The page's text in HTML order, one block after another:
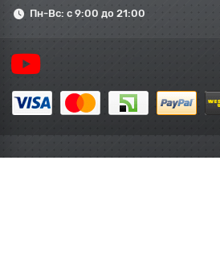
Пн-Вс: с 9:00 до 21:00